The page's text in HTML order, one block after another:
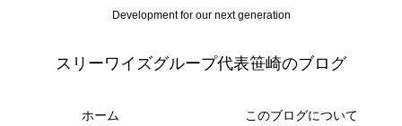
Development for our next generation
スリーワイズグループ代表笹崎のブログ
ホーム このブログについて